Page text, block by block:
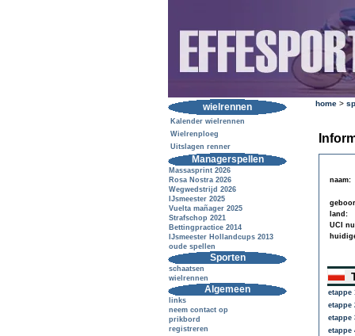
wielrennen
Kalender wielrennen
Wielrenploeg
Uitslagen renner
Managerspellen
Massasprint 2026
Rosa Nostra 2026
Wegwedstrijd 2026
IJsmeester 2025
Vuelta mañager 2025
Strafschop 2021
Bettingpractice 2014
IJsmeester Hollandcups 2013
oude spellen
Sporten
schaatsen
wielrennen
Algemeen
links
neem contact op
prikbord
registreren
home >
naam:
land:
UCI
etappe
etappe
etappe
etappe